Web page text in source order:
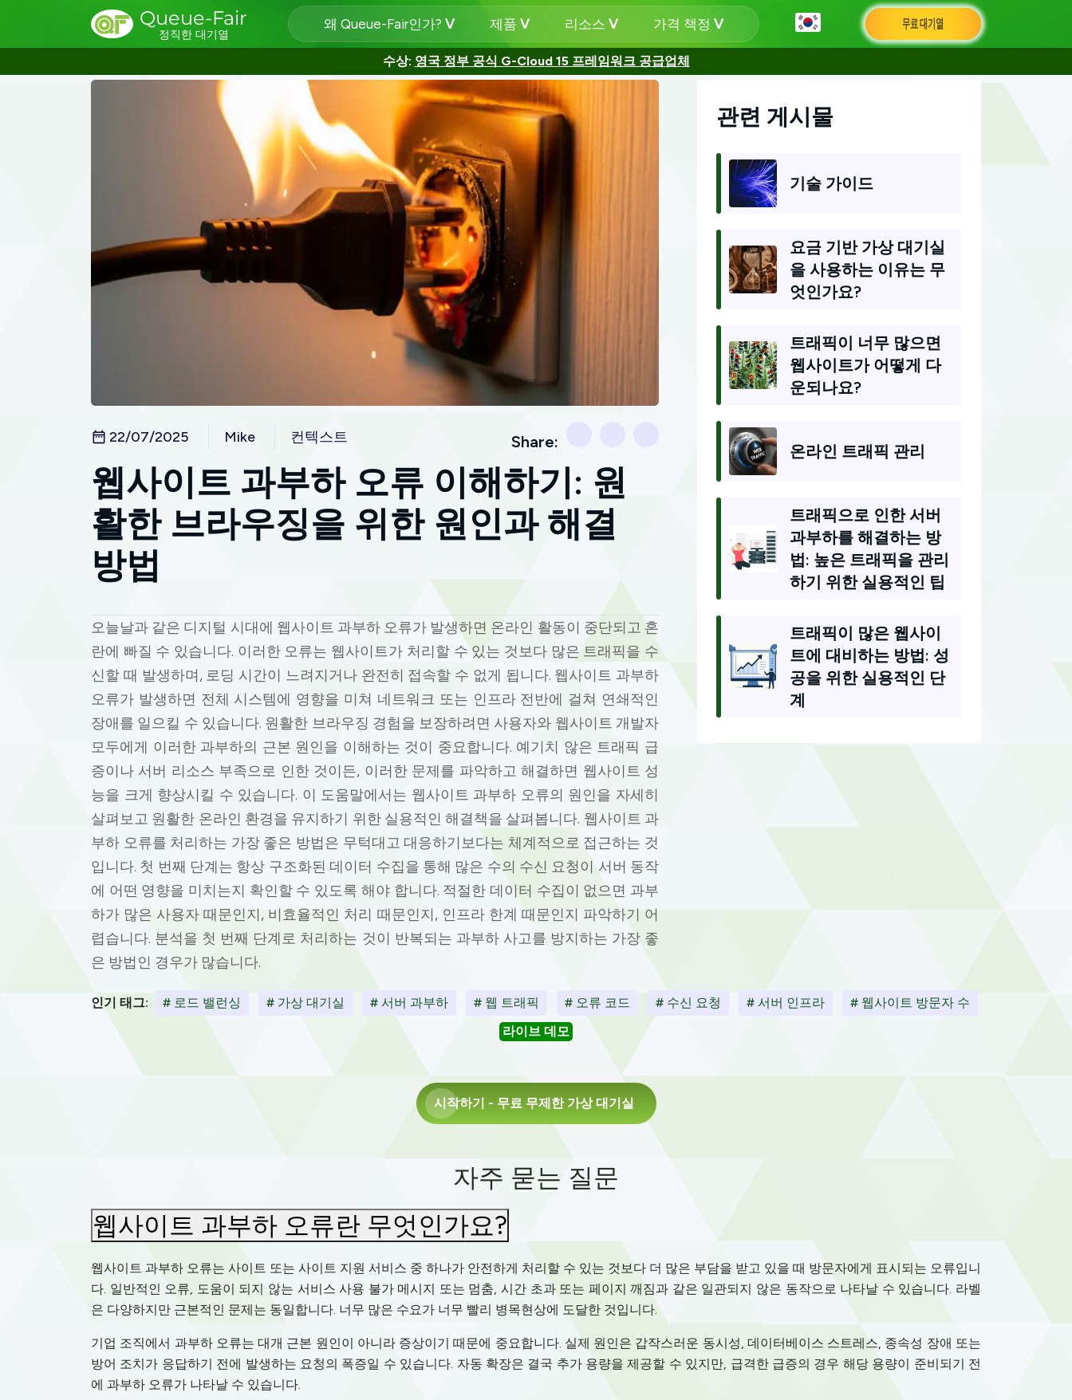
Queue-Fair
정직한 대기열
왜 Queue-Fair인가? 제품 리소스 가격 책정 무료 대기열
수상: 영국 정부 공식 G-Cloud 15 프레임워크 공급업체
22/07/2025 Mike 컨텍스트 Share:
웹사이트 과부하 오류 이해하기: 원
활한 브라우징을 위한 원인과 해결
방법
오늘날과 같은 디지털 시대에 웹사이트 과부하 오류가 발생하면 온라인 활동이 중단되고 혼
란에 빠질 수 있습니다. 이러한 오류는 웹사이트가 처리할 수 있는 것보다 많은 트래픽을 수
신할 때 발생하며, 로딩 시간이 느려지거나 완전히 접속할 수 없게 됩니다. 웹사이트 과부하
오류가 발생하면 전체 시스템에 영향을 미쳐 네트워크 또는 인프라 전반에 걸쳐 연쇄적인
장애를 일으킬 수 있습니다. 원활한 브라우징 경험을 보장하려면 사용자와 웹사이트 개발자
모두에게 이러한 과부하의 근본 원인을 이해하는 것이 중요합니다. 예기치 않은 트래픽 급
증이나 서버 리소스 부족으로 인한 것이든, 이러한 문제를 파악하고 해결하면 웹사이트 성
능을 크게 향상시킬 수 있습니다. 이 도움말에서는 웹사이트 과부하 오류의 원인을 자세히
살펴보고 원활한 온라인 환경을 유지하기 위한 실용적인 해결책을 살펴봅니다. 웹사이트 과
부하 오류를 처리하는 가장 좋은 방법은 무턱대고 대응하기보다는 체계적으로 접근하는 것
입니다. 첫 번째 단계는 항상 구조화된 데이터 수집을 통해 많은 수의 수신 요청이 서버 동작
에 어떤 영향을 미치는지 확인할 수 있도록 해야 합니다. 적절한 데이터 수집이 없으면 과부
하가 많은 사용자 때문인지, 비효율적인 처리 때문인지, 인프라 한계 때문인지 파악하기 어
렵습니다. 분석을 첫 번째 단계로 처리하는 것이 반복되는 과부하 사고를 방지하는 가장 좋
은 방법인 경우가 많습니다.
관련 게시물
기술 가이드
요금 기반 가상 대기실
을 사용하는 이유는 무
엇인가요?
트래픽이 너무 많으면
웹사이트가 어떻게 다
운되나요?
온라인 트래픽 관리
트래픽으로 인한 서버
과부하를 해결하는 방
법: 높은 트래픽을 관리
하기 위한 실용적인 팁
트래픽이 많은 웹사이
트에 대비하는 방법: 성
공을 위한 실용적인 단
계
인기 태그: # 로드 밸런싱 # 가상 대기실 # 서버 과부하 # 웹 트래픽 # 오류 코드 # 수신 요청 # 서버 인프라
# 웹사이트 방문자 수
라이브 데모
시작하기 - 무료 무제한 가상 대기실
자주 묻는 질문
웹사이트 과부하 오류란 무엇인가요?
웹사이트 과부하 오류는 사이트 또는 사이트 지원 서비스 중 하나가 안전하게 처리할 수 있는 것보다 더 많은 부담을 받고 있을 때 방문자에게 표시되는 오류입니
다. 일반적인 오류, 도움이 되지 않는 서비스 사용 불가 메시지 또는 멈춤, 시간 초과 또는 페이지 깨짐과 같은 일관되지 않은 동작으로 나타날 수 있습니다. 라벨
은 다양하지만 근본적인 문제는 동일합니다. 너무 많은 수요가 너무 빨리 병목현상에 도달한 것입니다.
기업 조직에서 과부하 오류는 대개 근본 원인이 아니라 증상이기 때문에 중요합니다. 실제 원인은 갑작스러운 동시성, 데이터베이스 스트레스, 종속성 장애 또는
방어 조치가 응답하기 전에 발생하는 요청의 폭증일 수 있습니다. 자동 확장은 결국 추가 용량을 제공할 수 있지만, 급격한 급증의 경우 해당 용량이 준비되기 전
에 과부하 오류가 나타날 수 있습니다.